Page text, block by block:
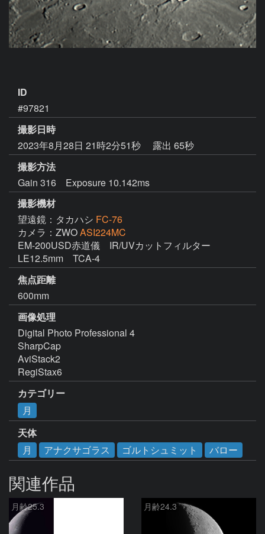
ID
#97821
撮影日時
2023年8月28日 21時2分51秒
露出 65秒
撮影方法
Gain 316 Exposure 10.142ms
撮影機材
望遠鏡：タカハシ FC-76
カメラ：ZWOASI224MC
EM-200USD赤道儀　IR/UVカットフィルター
LE12.5mm　TCA-4
焦点距離
600mm
画像処理
Digital Photo Professional 4
SharpCap
AviStack2
RegiStax6
カテゴリー
月
天体
月
アナクサゴラス ゴルトシュミット バロー
関連作品
月齢25.3 月齢24.3